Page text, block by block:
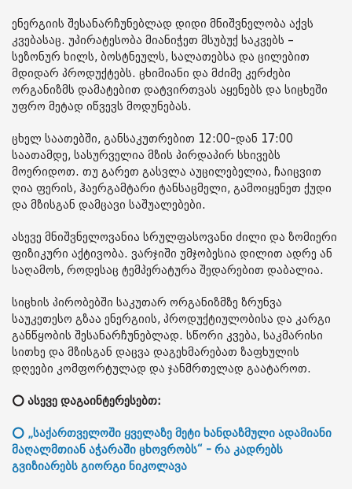
ენერგიის შესანარჩუნებლად დიდი მნიშვნელობა აქვს
კვებასაც. უპირატესობა მიანიჭეთ მსუბუქ საკვებს –
სეზონურ ხილს, ბოსტნეულს, სალათებსა და ცილებით
მდიდარ პროდუქტებს. ცხიმიანი და მძიმე კერძები
ორგანიზმს დამატებით დატვირთვას აყენებს და სიცხეში
უფრო მეტად იწვევს მოდუნებას.
ცხელ საათებში, განსაკუთრებით 12:00-დან 17:00
საათამდე, სასურველია მზის პირდაპირ სხივებს
მოერიდოთ. თუ გარეთ გასვლა აუცილებელია, ჩაიცვით
ღია ფერის, ჰაერგამტარი ტანსაცმელი, გამოიყენეთ ქუდი
და მზისგან დამცავი საშუალებები.
ასევე მნიშვნელოვანია სრულფასოვანი ძილი და ზომიერი
ფიზიკური აქტივობა. ვარჯიში უმჯობესია დილით ადრე ან
საღამოს, როდესაც ტემპერატურა შედარებით დაბალია.
სიცხის პირობებში საკუთარ ორგანიზმზე ზრუნვა
საუკეთესო გზაა ენერგიის, პროდუქტიულობისა და კარგი
განწყობის შესანარჩუნებლად. სწორი კვება, საკმარისი
სითხე და მზისგან დაცვა დაგეხმარებათ ზაფხულის
დღეები კომფორტულად და ჯანმრთელად გაატაროთ.
⭕ ასევე დაგაინტერესებთ:
⭕ „საქართველოში ყველაზე მეტი ხანდაზმული ადამიანი
მაღალმთიან აჭარაში ცხოვრობს“ - რა კადრებს
გვიზიარებს გიორგი ნიკოლავა